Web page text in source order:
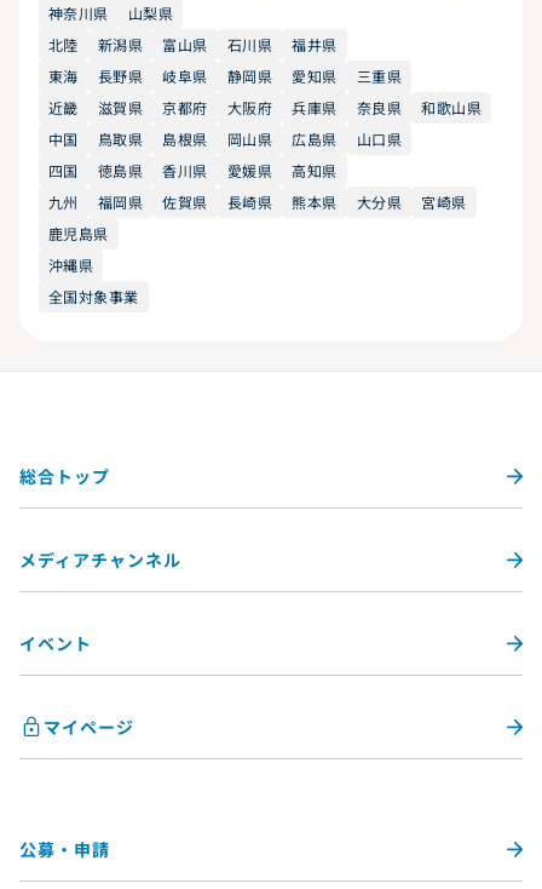
神奈川県
山梨県
北陸
新潟県 富山県 石川県
福井県
東海
長野県 岐阜県 静岡県 愛知県
三重県
近畿
滋賀県 京都府 大阪府 兵庫県 奈良県
和歌山県
中国
鳥取県 島根県 岡山県 広島県
山口県
四国
徳島県 香川県 愛媛県
高知県
九州
福岡県 佐賀県 長崎県 熊本県 大分県
宮崎県
鹿児島県
沖縄県
全国対象事業
総合トップ
メディアチャンネル
イベント
マイページ
公募・申請